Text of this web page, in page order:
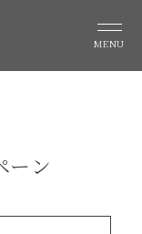
MENU
ーン